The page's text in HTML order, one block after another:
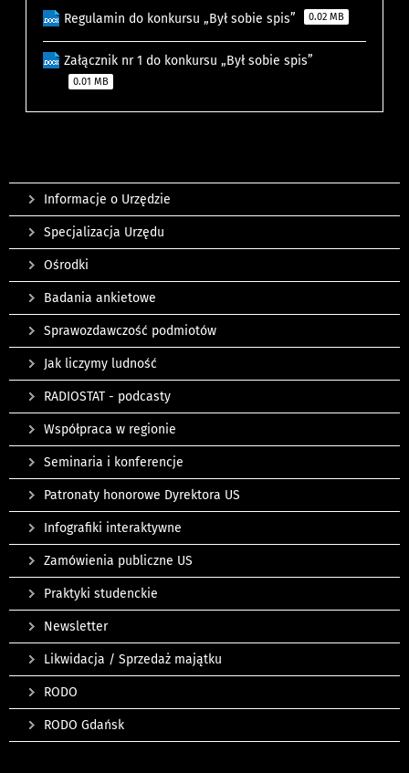
Regulamin do konkursu „Był sobie spis” 0.02 MB
Załącznik nr 1 do konkursu „Był sobie spis”
0.01 MB
Informacje o Urzędzie
Specjalizacja Urzędu
Ośrodki
Badania ankietowe
Sprawozdawczość podmiotów
Jak liczymy ludność
RADIOSTAT - podcasty
Współpraca w regionie
Seminaria i konferencje
Patronaty honorowe Dyrektora US
Infografiki interaktywne
Zamówienia publiczne US
Praktyki studenckie
Newsletter
Likwidacja / Sprzedaż majątku
RODO
RODO Gdańsk